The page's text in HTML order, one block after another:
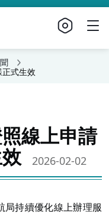
式生效
線上申請
2026-02-02
局持續優化線上辦理服